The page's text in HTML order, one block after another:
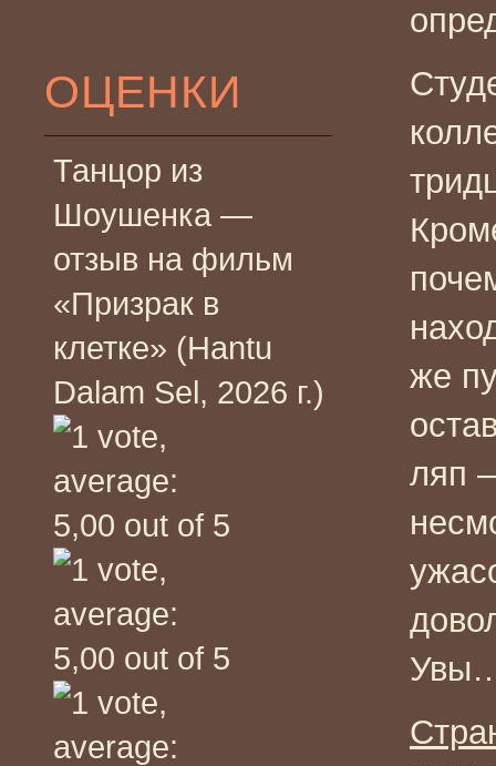
ОЦЕНКИ
Танцор из
Шоушенка —
отзыв на фильм
«Призрак в
клетке» (Hantu
Dalam Sel, 2026 г.)
же
ляп